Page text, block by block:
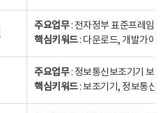
주요업무: 전자정부 표준프레임
핵심키워드: 다운로드, 개발가이
주요업무: 정보통신보조기기 보
핵심키워드: 보조기기, 정보통신